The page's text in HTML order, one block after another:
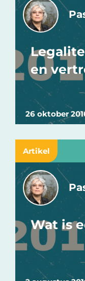
26 oktober
en
Artikel
Wat is